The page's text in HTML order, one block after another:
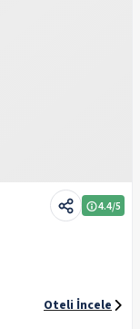
4.4/5
Oteli İncele